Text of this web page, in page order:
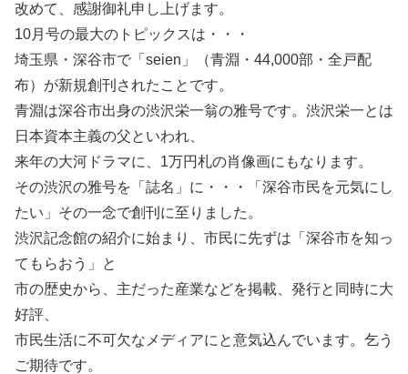
改めて、感謝御礼申し上げます。
10月号の最大のトピックスは・・・
埼玉県・深谷市で「seien」（青淵・44,000部・全戸配
布）が新規創刊されたことです。
青淵は深谷市出身の渋沢栄一翁の雅号です。渋沢栄一とは
日本資本主義の父といわれ、
来年の大河ドラマに、1万円札の肖像画にもなります。
その渋沢の雅号を「誌名」に・・・「深谷市民を元気にし
たい」その一念で創刊に至りました。
渋沢記念館の紹介に始まり、市民に先ずは「深谷市を知っ
てもらおう」と
市の歴史から、主だった産業などを掲載、発行と同時に大
好評、
市民生活に不可欠なメディアにと意気込んでいます。乞う
ご期待です。